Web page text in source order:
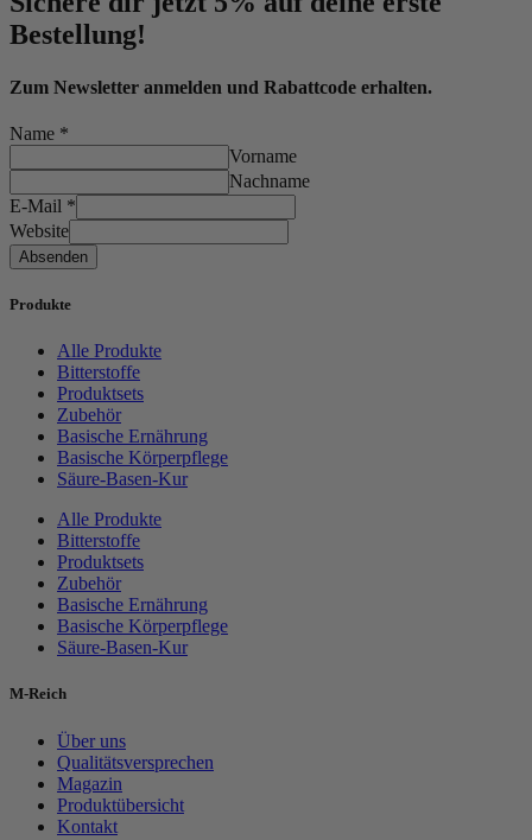
Bestellung!
Zum Newsletter anmelden und Rabattcode erhalten.
Name *
Vorname
Nachname
E-Mail *
Website
Absenden
Produkte
Alle Produkte
Bitterstoffe
Produktsets
Zubehör
Basische Ernährung
Basische Körperpflege
Säure-Basen-Kur
Alle Produkte
Bitterstoffe
Produktsets
Zubehör
Basische Ernährung
Basische Körperpflege
Säure-Basen-Kur
M-Reich
Über uns
Qualitätsversprechen
Magazin
Produktübersicht
Kontakt